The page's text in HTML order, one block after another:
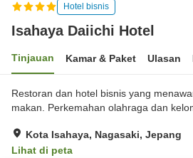
Hotel bisnis
Isahaya Daiichi Hotel
Tinjauan Kamar & Paket Ulasan
Restoran dan hotel bisnis yang
makan. Perkemahan olahraga dan
Kota Isahaya, Nagasaki, Jepang
Lihat di peta